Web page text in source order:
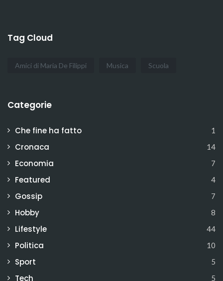
Tag Cloud
Amici di Maria De Filippi Musica Scuola
Categorie
Che fine ha fatto 1
Cronaca 14
Economia 7
Featured 4
Gossip 7
Hobby 8
Lifestyle 44
Politica 10
Sport 5
Tech 5